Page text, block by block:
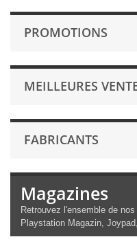
PROMOTIONS
MEILLEURES
FABRICANTS
Magazines
Retrouvez l'ensemble de
Playstation Magazin,